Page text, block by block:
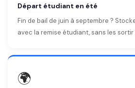
Départ étudiant en été
Fin de bail de juin à septembre ?
avec la remise étudiant, sans les sortir
🌍